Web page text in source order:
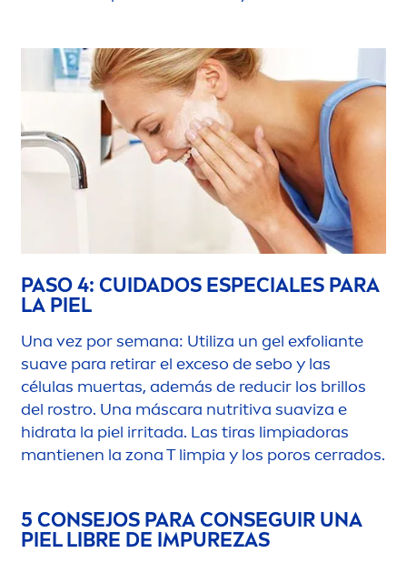
PASO 4: CUIDADOS ESPECIALES PARA
LA PIEL
Una vez por semana: Utiliza un gel exfoliante
suave para retirar el exceso de sebo y las
células muertas, además de reducir los brillos
del rostro. Una máscara nutritiva suaviza e
hidrata la piel irritada. Las tiras limpiadoras
mantienen la zona T limpia y los poros cerrados.
5 CONSEJOS PARA CONSEGUIR UNA
PIEL LIBRE DE IMPUREZAS